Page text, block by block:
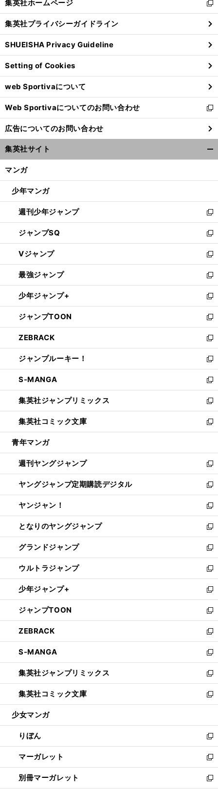
閉
る
集英社ホームページ
新
し
い
ウ
ィ
ン
ド
ウ
で
開
く
集英社プライバシーガイドライン
SHUEISHA Privacy Guideline
Setting of Cookies
web Sportivaについて
Web Sportivaについてのお問い合わせ
新
し
い
ウ
ィ
ン
ウ
開
く
広告についてのお問い合わせ
集英社サイト
マンガ
少年マンガ
週刊少年ジャンプ
新
し
い
ウ
ィ
ン
ド
ウ
で
開
く
ジャンプSQ
新
し
い
ウ
ィ
ン
ド
ウ
で
開
く
Vジャンプ
新
し
い
ウ
ィ
ン
ド
ウ
で
開
く
最強ジャンプ
新
し
い
ウ
ィ
ン
ド
ウ
で
開
く
少年ジャンプ+
新
し
い
ウ
ィ
ン
ド
ウ
で
開
く
ジャンプTOON
新
し
い
ウ
ィ
ン
ド
ウ
で
開
く
ZEBRACK
新
し
い
ウ
ィ
ン
ド
ウ
で
開
ジャンプルーキー！
新
し
い
ウ
ィ
ン
ド
ウ
開
く
S-MANGA
新
し
い
ウ
ィ
ン
ウ
で
開
く
集英社ジャンプリミックス
新
し
い
ウ
ン
ド
ウ
で
開
く
集英社コミック文庫
新
し
ウ
ィ
ン
ド
ウ
で
開
く
青年マンガ
週刊ヤングジャンプ
新
し
い
ウ
ィ
ン
ド
ウ
で
開
く
ヤングジャンプ定期購読デジタル
新
し
い
ウ
ィ
ン
ド
ウ
で
開
く
ヤンジャン！
新
し
い
ウ
ィ
ン
ド
ウ
で
開
く
となりのヤングジャンプ
新
し
い
ウ
ィ
ン
ド
ウ
で
開
く
グランドジャンプ
新
し
い
ウ
ィ
ン
ド
ウ
で
開
く
ウルトラジャンプ
新
し
い
ウ
ィ
ン
ド
ウ
で
開
く
少年ジャンプ+
新
し
い
ウ
ィ
ン
ド
ウ
で
開
く
ジャンプTOON
新
し
い
ウ
ィ
ン
ド
ウ
で
開
ZEBRACK
新
し
い
ウ
ィ
ン
ド
ウ
開
く
S-MANGA
新
し
い
ウ
ィ
ン
ウ
で
開
く
集英社ジャンプリミックス
新
し
い
ウ
ン
ド
ウ
で
開
く
集英社コミック文庫
新
し
ウ
ィ
ン
ド
ウ
で
開
少女マンガ
りぼん
新
し
い
ウ
ィ
マーガレット
新
し
い
別冊マーガレット
新